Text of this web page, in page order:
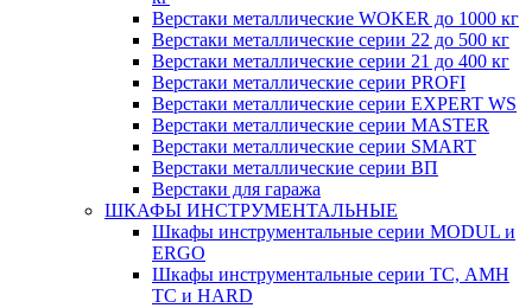
Верстаки металлические WOKER до 1000 кг
Верстаки металлические серии 22 до 500 кг
Верстаки металлические серии 21 до 400 кг
Верстаки металлические серии PROFI
Верстаки металлические серии EXPERT WS
Верстаки металлические серии MASTER
Верстаки металлические серии SMART
Верстаки металлические серии ВП
Верстаки для гаража
ШКАФЫ ИНСТРУМЕНТАЛЬНЫЕ
Шкафы инструментальные серии MODUL и
ERGO
Шкафы инструментальные серии ТС, АМН
ТС и HARD